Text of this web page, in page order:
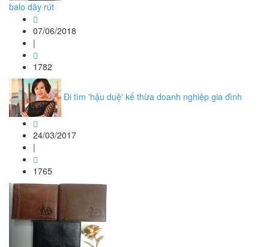
balo dây rút
07/06/2018
|
1782
Đi tìm 'hậu duệ' kế thừa doanh nghiệp gia đình
24/03/2017
|
1765